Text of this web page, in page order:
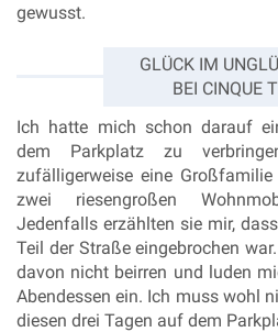
gewusst.
GLÜCK IM
BEI CINQUE
Ich hatte mich schon darauf
dem Parkplatz zu
zufälligerweise eine
zwei riesengroßen
Jedenfalls erzählten sie mir,
Teil der Straße eingebrochen war
davon nicht beirren und luden
Abendessen ein. Ich muss wohl
diesen drei Tagen auf dem